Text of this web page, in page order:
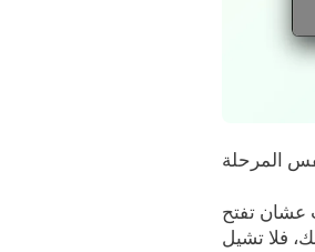
بلوك وقت عشان تفتح
فلا تشيل